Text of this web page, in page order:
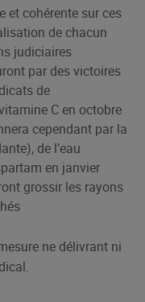
et cohérente sur ces
de chacun
judiciaires
par des victoires
de
C en octobre
cependant par la
de l’eau
en janvier
grossir les rayons
ne délivrant ni